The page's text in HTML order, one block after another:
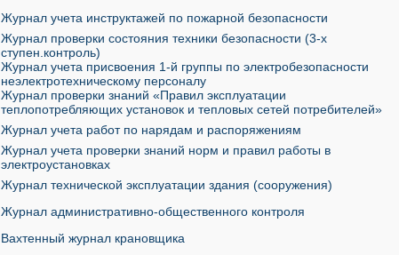
Журнал учета инструктажей по пожарной безопасности
Журнал проверки состояния техники безопасности (3-х
ступен.контроль)
Журнал учета присвоения 1-й группы по электробезопасности
неэлектротехническому персоналу
Журнал проверки знаний «Правил эксплуатации
теплопотребляющих установок и тепловых сетей потребителей»
Журнал учета работ по нарядам и распоряжениям
Журнал учета проверки знаний норм и правил работы в
электроустановках
Журнал технической эксплуатации здания (сооружения)
Журнал административно-общественного контроля
Вахтенный журнал крановщика